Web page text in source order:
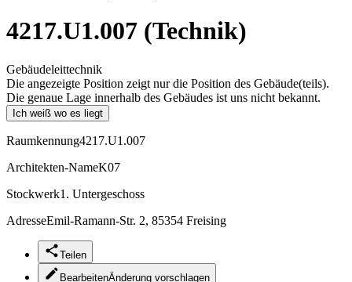
4217.U1.007 (Technik)
Gebäudeleittechnik
Die angezeigte Position zeigt nur die Position des Gebäude(teils).
Die genaue Lage innerhalb des Gebäudes ist uns nicht bekannt.
Ich weiß wo es liegt
Raumkennung4217.U1.007
Architekten-NameK07
Stockwerk1. Untergeschoss
AdresseEmil-Ramann-Str. 2, 85354 Freising
Teilen
BearbeitenÄnderung vorschlagen